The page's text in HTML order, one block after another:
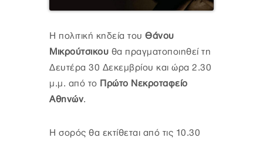
Η πολιτική κηδεία του Θάνου
Μικρούτσικου θα πραγματοποιηθεί τη
Δευτέρα 30 Δεκεμβρίου και ώρα 2.30
μ.μ. από το Πρώτο Νεκροταφείο
Αθηνών.
Η σορός θα εκτίθεται από τις 10.30